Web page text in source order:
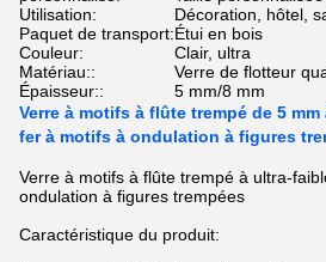
Utilisation:
Décoration, hôtel,
Paquet de transport:Étui en bois
Couleur:
Clair, ultra
Matériau::
Verre de flotteur
Épaisseur::
5 mm/8 mm
Verre à motifs à flûte trempé de 5
fer à motifs à ondulation à figures
Verre à motifs à flûte trempé à ultra-
ondulation à figures trempées
Caractéristique du produit: